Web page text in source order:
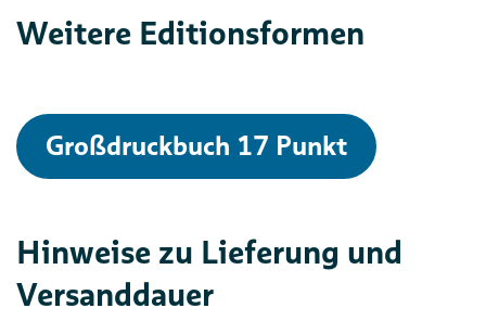
Weitere Editionsformen
Großdruckbuch 17 Punkt
Hinweise zu Lieferung und
Versanddauer